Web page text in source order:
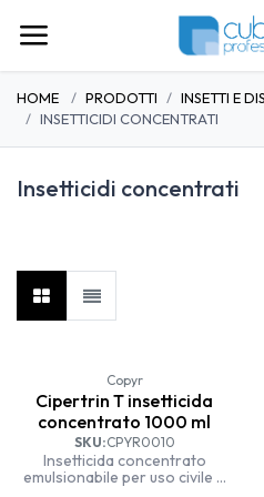
HOME PRODOTTI
INSETTI E
INSETTICIDI CONCENTRATI
Insetticidi concentrati
Copyr
Cipertrin T insetticida
concentrato 1000 ml
SKU:CPYR0010
Insetticida concentrato
emulsionabile per uso civile e